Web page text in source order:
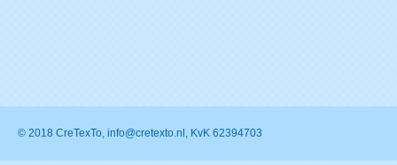
© 2018 CreTexTo, info@cretexto.nl, KvK 62394703